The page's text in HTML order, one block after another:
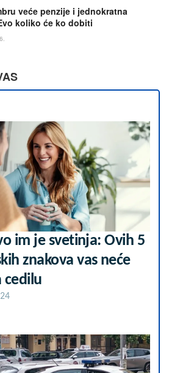
veće penzije i jednokratna
koliko će ko dobiti
im je svetinja: Ovih 5
znakova vas neće
cedilu